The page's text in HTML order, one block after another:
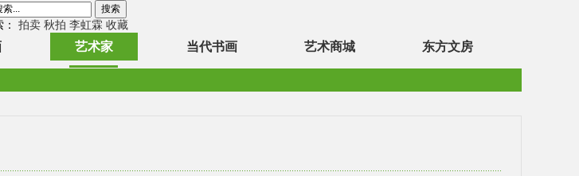
拍卖 秋拍 李虹霖 收藏
艺术家 当代书画 艺术商城 东方文房